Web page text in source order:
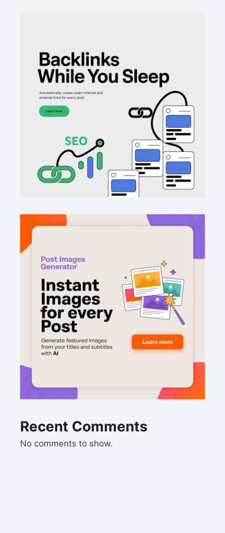
Recent Comments
No comments to show.